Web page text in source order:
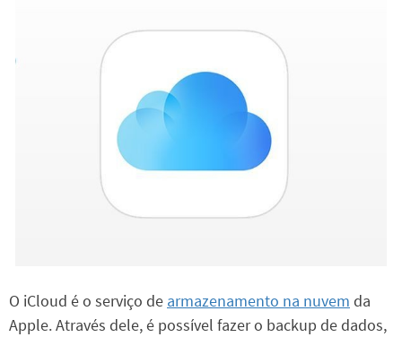
O iCloud é o serviço de armazenamento na nuvem da
Apple. Através dele, é possível fazer o backup de dados,